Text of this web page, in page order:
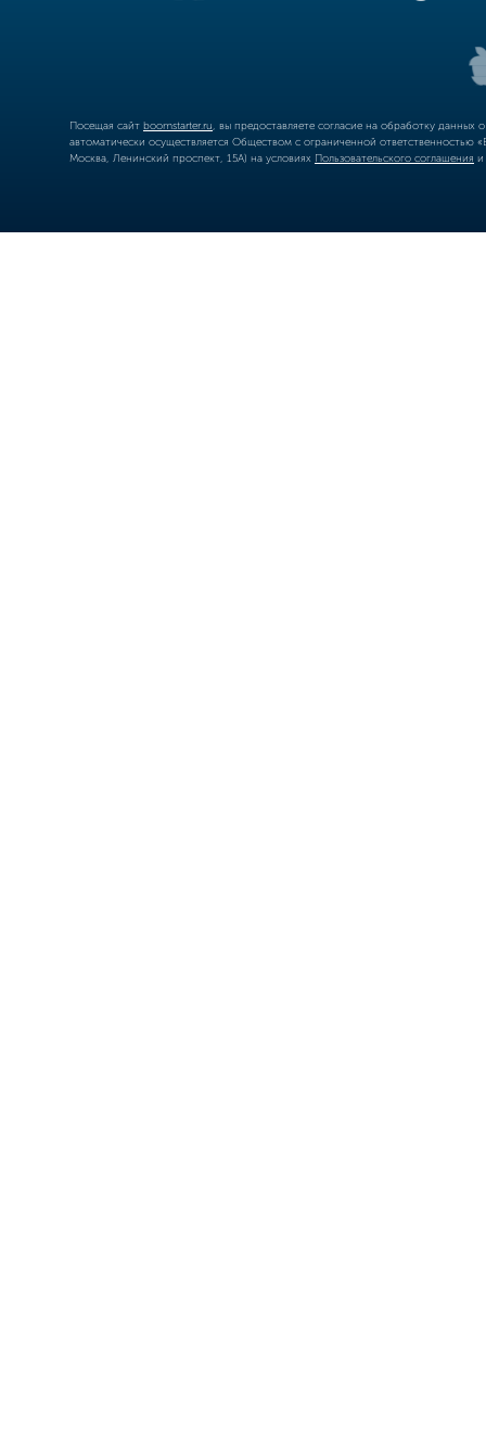
Посещая сайт boomstarter.ru , вы предоставляете согласие на обработку
автоматически осуществляется Обществом с ограниченной
Москва, Ленинский проспект, 15А) на условиях Пользовательского соглашения и